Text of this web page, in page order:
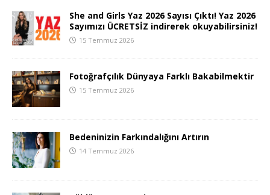
She and Girls Yaz 2026 Sayısı Çıktı! Yaz 2026
Sayımızı ÜCRETSİZ indirerek okuyabilirsiniz!
15 Temmuz 2026
Fotoğrafçılık Dünyaya Farklı Bakabilmektir
15 Temmuz 2026
Bedeninizin Farkındalığını Artırın
14 Temmuz 2026